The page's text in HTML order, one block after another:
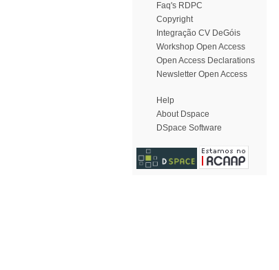
Faq's RDPC
Copyright
Integração CV DeGóis
Workshop Open Access
Open Access Declarations
Newsletter Open Access
Help
About Dspace
DSpace Software